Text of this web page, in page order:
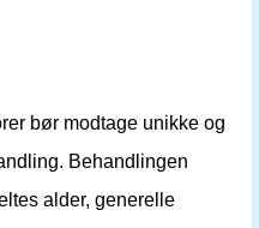
bør modtage unikke og
Behandlingen
alder, generelle